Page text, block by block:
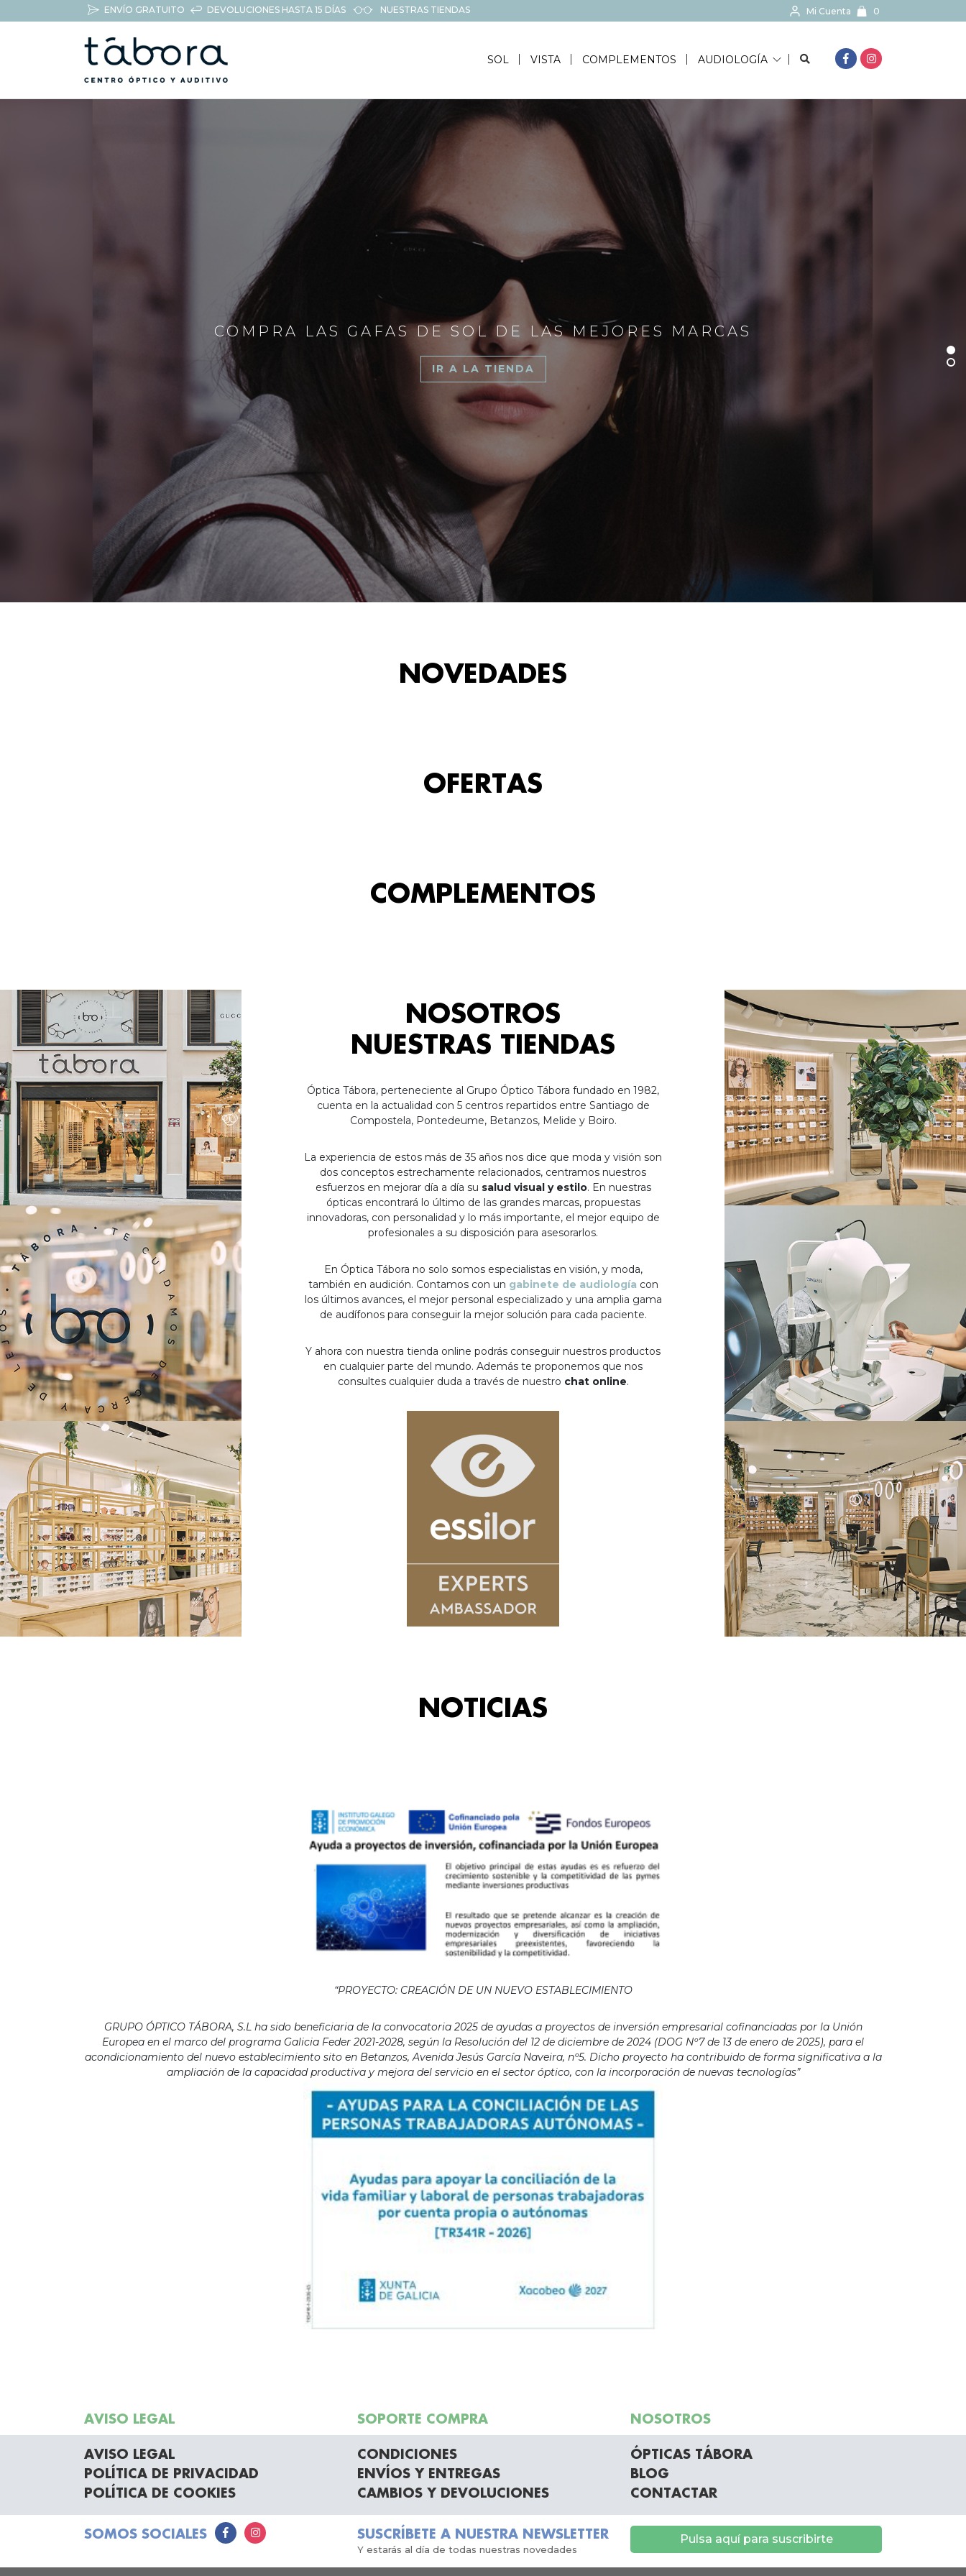
ENVÍO GRATUITO DEVOLUCIONES HASTA 15 DÍAS NUESTRAS TIENDAS Mi Cuenta 0
SOL VISTA COMPLEMENTOS AUDIOLOGÍA BUSCAR...
COMPRA LAS GAFAS DE SOL DE LAS MEJORES MARCAS
IR A LA TIENDA
NOVEDADES
OFERTAS
COMPLEMENTOS
NOSOTROS
NUESTRAS TIENDAS
Óptica Tábora, perteneciente al Grupo Óptico Tábora fundado en 1982,
cuenta en la actualidad con 5 centros repartidos entre Santiago de
Compostela, Pontedeume, Betanzos, Melide y Boiro.
La experiencia de estos más de 35 años nos dice que moda y visión son
dos conceptos estrechamente relacionados, centramos nuestros
esfuerzos en mejorar día a día su salud visual y estilo. En nuestras
ópticas encontrará lo último de las grandes marcas, propuestas
innovadoras, con personalidad y lo más importante, el mejor equipo de
profesionales a su disposición para asesorarlos.
En Óptica Tábora no solo somos especialistas en visión, y moda,
también en audición. Contamos con un gabinete de audiología con
los últimos avances, el mejor personal especializado y una amplia gama
de audífonos para conseguir la mejor solución para cada paciente.
Y ahora con nuestra tienda online podrás conseguir nuestros productos
en cualquier parte del mundo. Además te proponemos que nos
consultes cualquier duda a través de nuestro chat online.
NOTICIAS
“PROYECTO: CREACIÓN DE UN NUEVO ESTABLECIMIENTO
GRUPO ÓPTICO TÁBORA, S.L ha sido beneficiaria de la convocatoria 2025 de ayudas a proyectos de inversión empresarial cofinanciadas por la Unión
Europea en el marco del programa Galicia Feder 2021-2028, según la Resolución del 12 de diciembre de 2024 (DOG Nº7 de 13 de enero de 2025), para el
acondicionamiento del nuevo establecimiento sito en Betanzos, Avenida Jesús García Naveira, nº5. Dicho proyecto ha contribuido de forma significativa a la
ampliación de la capacidad productiva y mejora del servicio en el sector óptico, con la incorporación de nuevas tecnologías”
AVISO LEGAL SOPORTE COMPRA NOSOTROS
AVISO LEGAL
POLÍTICA DE PRIVACIDAD
POLÍTICA DE COOKIES
CONDICIONES
ENVÍOS Y ENTREGAS
CAMBIOS Y DEVOLUCIONES
ÓPTICAS TÁBORA
BLOG
CONTACTAR
SOMOS SOCIALES SUSCRÍBETE A NUESTRA NEWSLETTER
Y estarás al día de todas nuestras novedades
Pulsa aquí para suscribirte